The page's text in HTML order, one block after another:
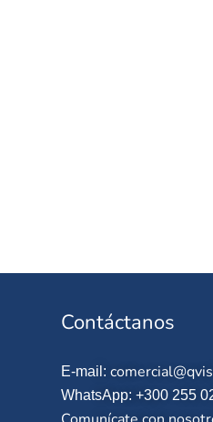
Contáctanos
E-mail:
WhatsApp: +300 255